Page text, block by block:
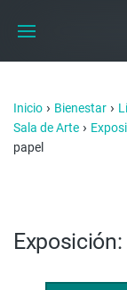
Inicio › Bienestar ›
Sala de Arte ›
papel